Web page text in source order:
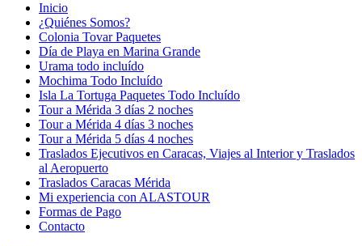
Inicio
¿Quiénes Somos?
Colonia Tovar Paquetes
Día de Playa en Marina Grande
Urama todo incluído
Mochima Todo Incluído
Isla La Tortuga Paquetes Todo Incluído
Tour a Mérida 3 días 2 noches
Tour a Mérida 4 días 3 noches
Tour a Mérida 5 días 4 noches
Traslados Ejecutivos en Caracas, Viajes al Interior y Traslados
al Aeropuerto
Traslados Caracas Mérida
Mi experiencia con ALASTOUR
Formas de Pago
Contacto